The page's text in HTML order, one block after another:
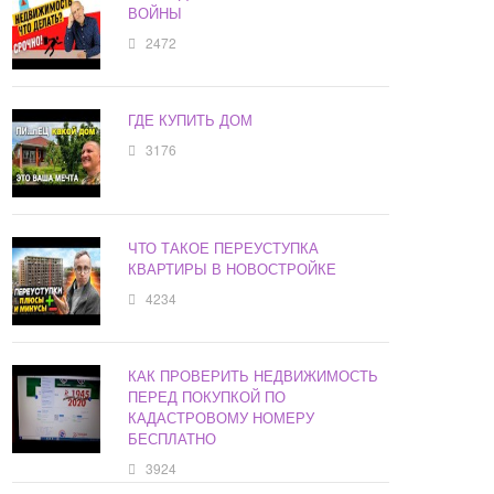
ВОЙНЫ
2472
ГДЕ КУПИТЬ ДОМ
3176
ЧТО ТАКОЕ ПЕРЕУСТУПКА
КВАРТИРЫ В НОВОСТРОЙКЕ
4234
КАК ПРОВЕРИТЬ НЕДВИЖИМОСТЬ
ПЕРЕД ПОКУПКОЙ ПО
КАДАСТРОВОМУ НОМЕРУ
БЕСПЛАТНО
3924